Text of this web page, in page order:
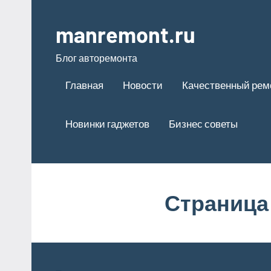
содержимому
manremont.ru
Блог авторемонта
Главная Новости Качественный
Новинки гаджетов Бизнес советы
Страница